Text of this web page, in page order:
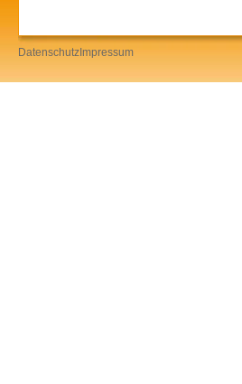
Datenschutz Impressum